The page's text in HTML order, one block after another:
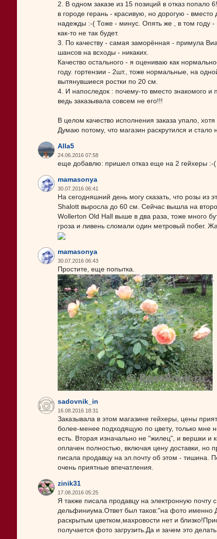
2. В одном заказе из 15 позиций в отказ попало
в городе герань - красивую, но дорогую -
надежды :-( Тоже - минус. Опять же , в том году
как-то не так будет.
3. По качеству - самая заморённая - примула
шансов на всходы - никаких.
Качество остального - я оцениваю как
году. гортензии - 2шт., тоже нормальные, на
вытянувшиеся ростки по 20 см.
4. И напоследок : почему-то вместо знакомого
ведь заказывала совсем не его!!!
В целом качество исполнения заказа упало,
Думаю потому, что магазин раскрутился и
Alla5
24.06.2016 07:58
еще добавлю: пришел отказ еще на 2 гейхеры :-(
mamasonya
30.07.2016 06:41
На сегодняшний день могу сказать, что розы
Shalott выросла до 60 см. Сейчас вышла на
Wollerton Old Hall выше в два раза, тоже много
гроза и ливень сломали один метровый побег.
mamasonya
30.07.2016 06:43
Простите, еще попытка.
.
sadovnik_in
16.08.2016 18:31
Заказывала в этом магазине гейхеры, цены
более-менее подходящую по цвету, только мне
есть. Вторая изначально не "жилец", и вершки
оплачен полностью, включая цену доставки, но
писала продавцу на эл.почту об этом - тишина.
очень приятные впечатления.
zinik31
17.08.2016 05:25
Я также писала продавцу на электронную почту
дельфиниума.Ответ был таков:"на фото именно
раскрытым цветком,махровости нет и
получается фото загрузить.Да и зачем это